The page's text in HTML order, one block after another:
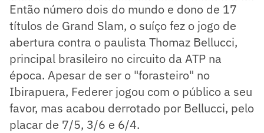
Então número dois do mundo e dono de 17
títulos de Grand Slam, o suíço fez o jogo de
abertura contra o paulista Thomaz Bellucci,
principal brasileiro no circuito da ATP na
época. Apesar de ser o "forasteiro" no
Ibirapuera, Federer jogou com o público a seu
favor, mas acabou derrotado por Bellucci, pelo
placar de 7/5, 3/6 e 6/4.